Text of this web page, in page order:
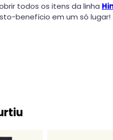
todos os itens da linha
benefício em um só lugar!